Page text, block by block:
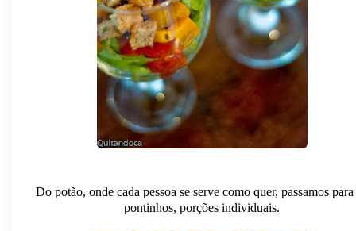
Do potão, onde cada pessoa se serve como quer, passamos para
pontinhos, porções individuais.